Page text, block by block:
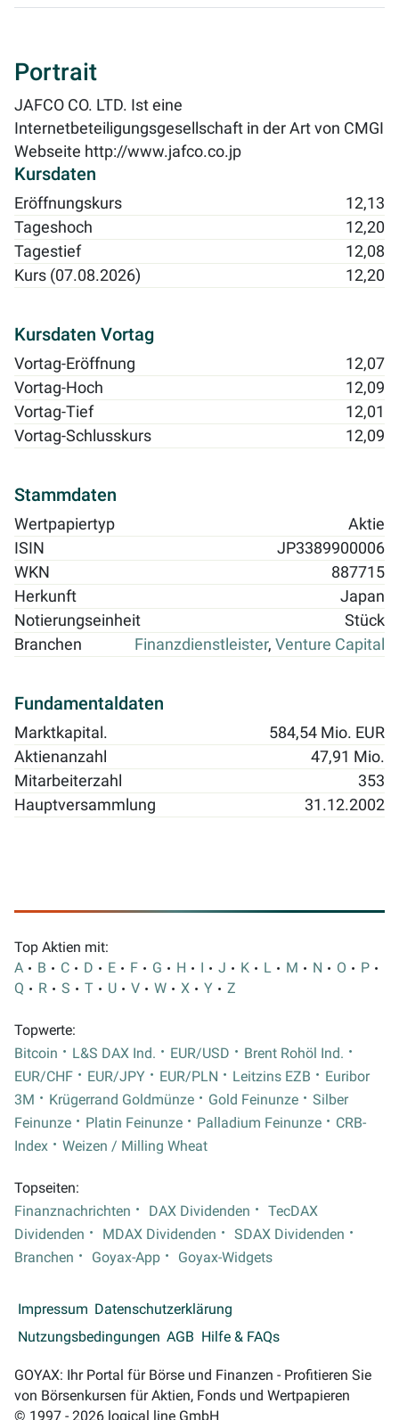
Portrait
JAFCO CO. LTD. Ist eine
Internetbeteiligungsgesellschaft in der Art von CMGI
Webseite http://www.jafco.co.jp
Kursdaten
Eröffnungskurs
12,13
Tageshoch
12,20
Tagestief
12,08
Kurs (07.08.2026)
12,20
Kursdaten Vortag
Vortag-Eröffnung
12,07
Vortag-Hoch
12,09
Vortag-Tief
12,01
Vortag-Schlusskurs
12,09
Stammdaten
Wertpapiertyp
Aktie
ISIN
JP3389900006
WKN
887715
Herkunft
Japan
Notierungseinheit
Stück
Branchen
Finanzdienstleister, Venture Capital
Fundamentaldaten
Marktkapital.
584,54 Mio. EUR
Aktienanzahl
47,91 Mio.
Mitarbeiterzahl
353
Hauptversammlung
31.12.2002
Top Aktien mit:
A
B C D E F G H I J K L M N O
P
Q
R S T U V W X Y Z
Topwerte:
Bitcoin
L&S DAX Ind. EUR/USD
Brent Rohöl Ind.
EUR/CHF
EUR/JPY EUR/PLN Leitzins EZB
Euribor
3M
Krügerrand Goldmünze Gold Feinunze
Silber
Feinunze
Platin Feinunze Palladium Feinunze
CRB-
Index
Weizen / Milling Wheat
Topseiten:
Finanznachrichten
DAX Dividenden
TecDAX
Dividenden
MDAX Dividenden
SDAX Dividenden
Branchen
Goyax-App Goyax-Widgets
Impressum Datenschutzerklärung
Nutzungsbedingungen AGB Hilfe & FAQs
GOYAX: Ihr Portal für Börse und Finanzen - Profitieren Sie
von Börsenkursen für Aktien, Fonds und Wertpapieren
© 1997 - 2026 logical line GmbH